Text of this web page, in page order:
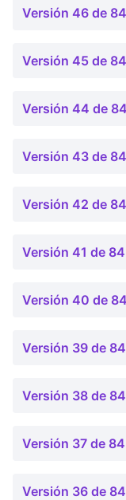
Versión 46 de 84
Versión 45 de 84
Versión 44 de 84
Versión 43 de 84
Versión 42 de 84
Versión 41 de 84
Versión 40 de 84
Versión 39 de 84
Versión 38 de 84
Versión 37 de 84
Versión 36 de 84